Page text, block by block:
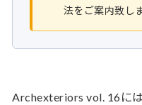
法をご案内致し
Archexteriors vol. 16に